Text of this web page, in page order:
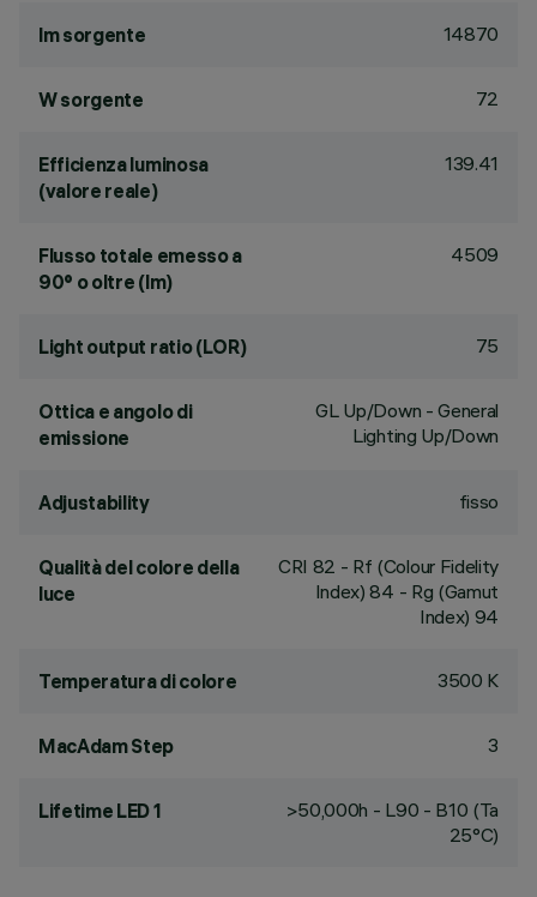
lm sorgente 14870
W sorgente 72
Efficienza luminosa
(valore reale)
139.41
Flusso totale emesso a
90° o oltre (lm)
4509
Light output ratio (LOR) 75
Ottica e angolo di
emissione
GL Up/Down - General
Lighting Up/Down
Adjustability fisso
Qualità del colore della
luce
CRI 82 - Rf (Colour Fidelity
Index) 84 - Rg (Gamut
Index) 94
Temperatura di colore 3500 K
MacAdam Step 3
Lifetime LED 1
>50,000h - L90 - B10 (Ta
25°C)